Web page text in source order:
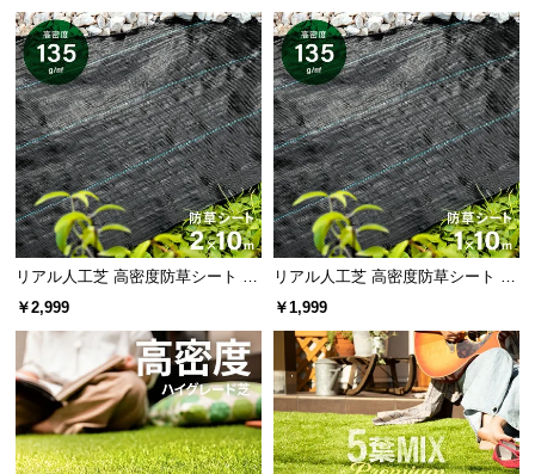
お
知
ら
せ
ブ
ロ
グ
情
報
リアル人工芝 高密度防草シート 2×
10m
￥2,999
リアル人工芝 高密度防草シート 1×
10m
￥1,999